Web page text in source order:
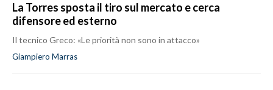
La Torres sposta il tiro sul mercato e cerca
difensore ed esterno
Il tecnico Greco: «Le priorità non sono in attacco»
Giampiero Marras